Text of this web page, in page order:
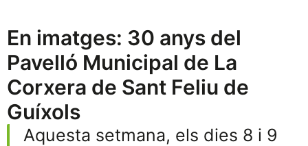
En imatges: 30 anys del
Pavelló Municipal de La
Corxera de Sant Feliu de
Guíxols
Aquesta setmana, els dies 8 i 9